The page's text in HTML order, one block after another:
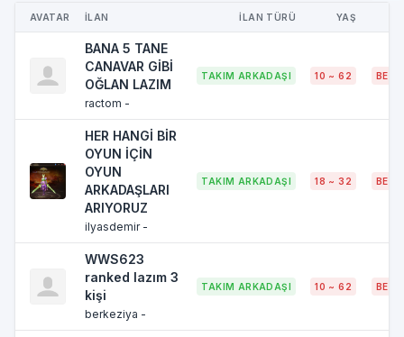
AVATAR İLAN İLAN TÜRÜ YAŞ
BANA 5 TANE
CANAVAR GİBİ
OĞLAN LAZIM
ractom -
TAKIM ARKADAŞI 10 ~ 62
HER HANGİ BİR
OYUN İÇİN
OYUN
ARKADAŞLARI
ARIYORUZ
ilyasdemir -
TAKIM ARKADAŞI 18 ~ 32
WWS623
ranked lazım 3
kişi
berkeziya -
TAKIM ARKADAŞI 10 ~ 62